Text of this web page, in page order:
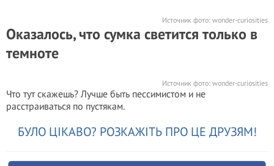
Источник фото: wonder-curiosities
Оказалось, что сумка светится только в
темноте
Источник фото: wonder-curiosities
Что тут скажешь? Лучше быть пессимистом и не
расстраиваться по пустякам.
БУЛО ЦІКАВО? РОЗКАЖІТЬ ПРО ЦЕ ДРУЗЯМ!